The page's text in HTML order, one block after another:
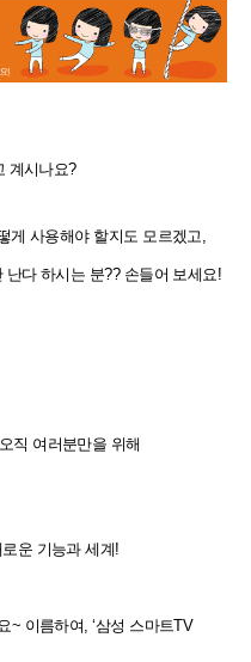
계시나요?
게 사용해야 할지도 모르겠고,
다 하시는 분?? 손들어 보세요!
직 여러분만을 위해
운 기능과 세계!
~ 이름하여, ‘삼성 스마트TV